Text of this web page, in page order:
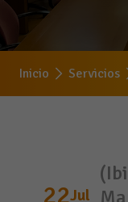
Inicio Servicios
22Jul